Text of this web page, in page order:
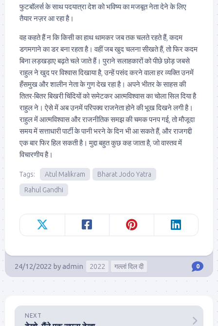
फुटबॉलर्स के साथ पदयात्रा देश को भविष्य का मजबूत नेता देने के लिए
तैयार नज़र आ रहा है।
वह कहते हैं न कि किसी का हाथ थामकर जब तक चलते रहते हैं, कदम
डगमगाने का डर बना रहता है। वहीं जब खुद चलना सीखते हैं, तो फिर कदम
बिना लड़खड़ाए बढ़ते चले जाते हैं। पुराने सलाहकारों को पीछे छोड़ जबसे
राहुल ने खुद पर विश्वास दिखाया है, उन्हें पसंद करने वाला हर व्यक्ति उनमें
हँसमुख और शालीन नेता के गुण देख रहा है। अपने भीतर के साहस की
तितर-बितर बिखरी चिंदियों को समेटकर आत्मविश्वास का चोला सिल दिया है
राहुल ने। ऐसे में अब उनमें परिपक्व राजनेता होने की भूख दिखने लगी है।
राहुल में आत्मविश्वास और राजनीतिक समझ की चमक पनप गई, तो मौजूदा
समय में सत्ताधारी पार्टी के पानी भरने के दिन भी आ सकते हैं, और राजगद्दी
एक बार फिर हिल सकती है। मुद्दा बहुत कुछ कह जाता है, जो वास्तव में
विचारणीय है।
Tags: Atul Malikram
Bharat Jodo Yatra
Rahul Gandhi
24/12/2022 byadmin 2022 गल्लां दिल दी 0
NEXT